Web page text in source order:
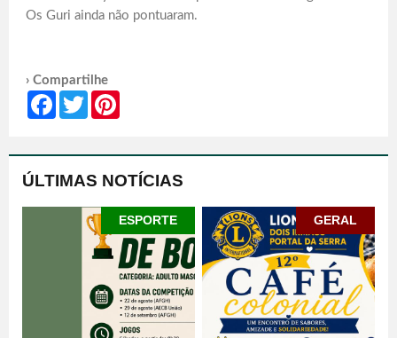
Os Guri ainda não pontuaram.
› Compartilhe
Facebook
Twitter
ÚLTIMAS NOTÍCIAS
ESPORTE GERAL